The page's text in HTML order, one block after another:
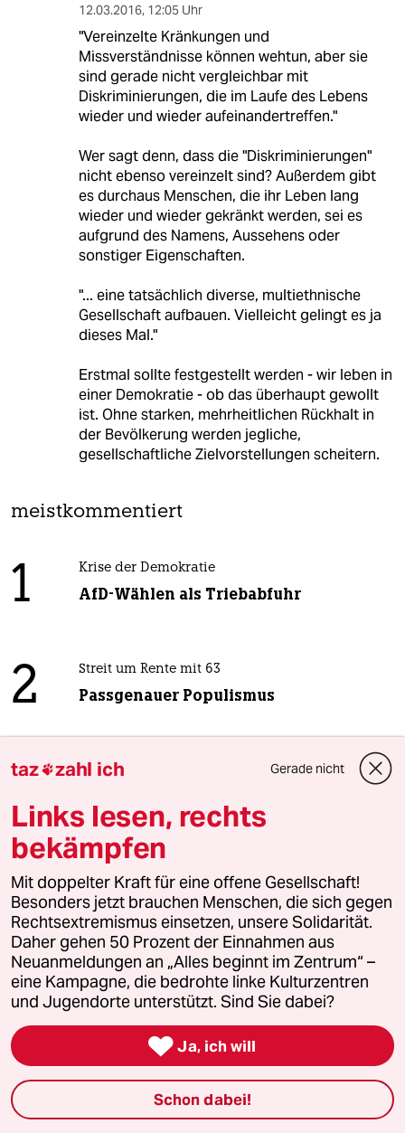
12.03.2016, 12:05 Uhr
"Vereinzelte Kränkungen und
Missverständnisse können wehtun, aber sie
sind gerade nicht vergleichbar mit
Diskriminierungen, die im Laufe des Lebens
wieder und wieder aufeinandertreffen."
Wer sagt denn, dass die "Diskriminierungen"
nicht ebenso vereinzelt sind? Außerdem gibt
es durchaus Menschen, die ihr Leben lang
wieder und wieder gekränkt werden, sei es
aufgrund des Namens, Aussehens oder
sonstiger Eigenschaften.
"... eine tatsächlich diverse, multiethnische
Gesellschaft aufbauen. Vielleicht gelingt es ja
dieses Mal."
Erstmal sollte festgestellt werden - wir leben in
einer Demokratie - ob das überhaupt gewollt
ist. Ohne starken, mehrheitlichen Rückhalt in
der Bevölkerung werden jegliche,
gesellschaftliche Zielvorstellungen scheitern.
meistkommentiert
1 Krise der Demokratie
AfD-Wählen als Triebabfuhr
2 Streit um Rente mit 63
Passgenauer Populismus
3 Drohnenvorfall am Leipziger Flughafen
Kriegsführung
4 Nein zum Zivildienst
Hinterlistiger Schritt der
Bundesregierung
5 Unfall von CDU-Abgeordnetem
Thomas Bareiß crasht bei voller
Dröhnung
Über die geschlechtergerechte Stadt
taz zahl ich Gerade nicht
Links lesen, rechts
bekämpfen
Mit doppelter Kraft für eine offene Gesellschaft!
Besonders jetzt brauchen Menschen, die sich gegen
Rechtsextremismus einsetzen, unsere Solidarität.
Daher gehen 50 Prozent der Einnahmen aus
Neuanmeldungen an „Alles beginnt im Zentrum“ –
eine Kampagne, die bedrohte linke Kulturzentren
und Jugendorte unterstützt. Sind Sie dabei?
 Ja, ich will
Schon dabei!